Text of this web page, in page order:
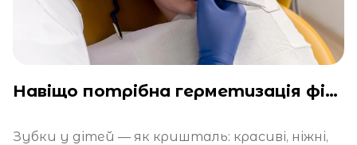
Навіщо потрібна герметизація фісур у дітей?
Зубки у дітей — як кришталь: красиві, ніжні,